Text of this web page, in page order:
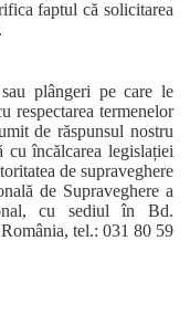
faptul că solicitarea
plângeri pe care le
respectarea termenelor
de răspunsul nostru
cu încălcarea legislației
de supraveghere
de Supraveghere a
cu sediul în Bd.
tel.: 031 80 59